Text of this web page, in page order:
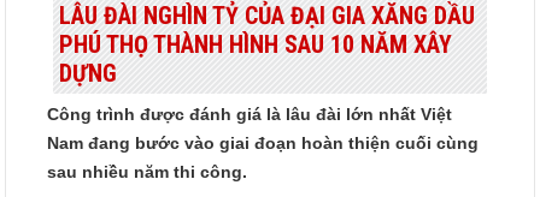
LÂU ĐÀI NGHÌN TỶ CỦA ĐẠI GIA XĂNG DẦU
PHÚ THỌ THÀNH HÌNH SAU 10 NĂM XÂY
DỰNG
Công trình được đánh giá là lâu đài lớn nhất Việt
Nam đang bước vào giai đoạn hoàn thiện cuối cùng
sau nhiều năm thi công.